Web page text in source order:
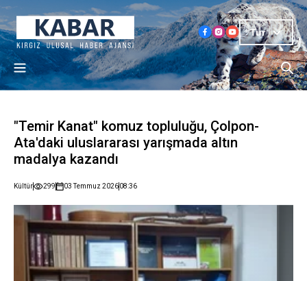
Tur
"Temir Kanat" komuz topluluğu, Çolpon-
Ata'daki uluslararası yarışmada altın
madalya kazandı
Kültür 299 03 Temmuz 202608:36